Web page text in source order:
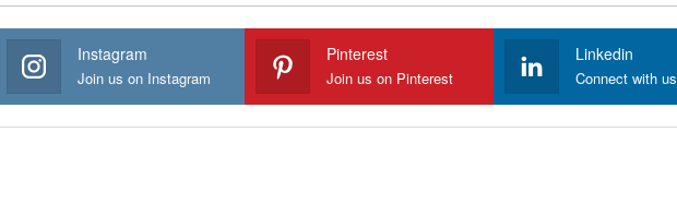
Instagram
Join us on Instagram
Pinterest
Join us on Pinterest
Linkedin
Connect with us